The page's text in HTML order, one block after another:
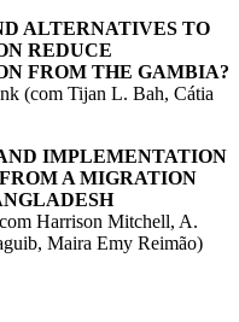
ALTERNATIVES TO
REDUCE
FROM THE GAMBIA?
(com Tijan L. Bah, Cátia
IMPLEMENTATION
A MIGRATION
Harrison Mitchell, A.
Maira Emy Reimão)